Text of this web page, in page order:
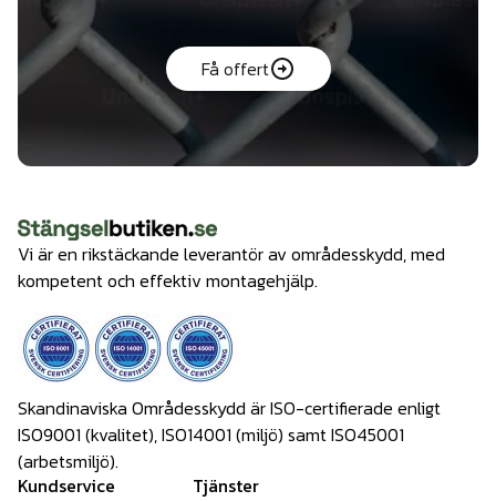
Få offert
Vi är en rikstäckande leverantör av områdesskydd, med
kompetent och effektiv montagehjälp.
Skandinaviska Områdesskydd är ISO-certifierade enligt
ISO9001 (kvalitet), ISO14001 (miljö) samt ISO45001
(arbetsmiljö).
Kundservice
Tjänster